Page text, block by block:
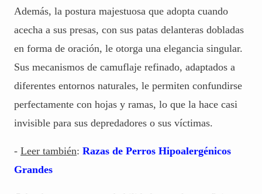
Además, la postura majestuosa que adopta cuando
acecha a sus presas, con sus patas delanteras dobladas
en forma de oración, le otorga una elegancia singular.
Sus mecanismos de camuflaje refinado, adaptados a
diferentes entornos naturales, le permiten confundirse
perfectamente con hojas y ramas, lo que la hace casi
invisible para sus depredadores o sus víctimas.
- Leer también: Razas de Perros Hipoalergénicos
Grandes